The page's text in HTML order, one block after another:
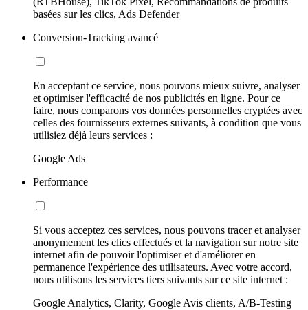
basées sur les clics, Ads Defender
Conversion-Tracking avancé
En acceptant ce service, nous pouvons mieux suivre, analyser
et optimiser l'efficacité de nos publicités en ligne. Pour ce
faire, nous comparons vos données personnelles cryptées avec
celles des fournisseurs externes suivants, à condition que vous
utilisiez déjà leurs services :
Google Ads
Performance
Si vous acceptez ces services, nous pouvons tracer et analyser
anonymement les clics effectués et la navigation sur notre site
internet afin de pouvoir l'optimiser et d'améliorer en
permanence l'expérience des utilisateurs. Avec votre accord,
nous utilisons les services tiers suivants sur ce site internet :
Google Analytics, Clarity, Google Avis clients, A/B-Testing